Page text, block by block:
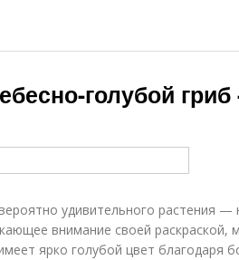
голубой гриб
удивительного растения —
внимание своей раскраской,
ярко голубой цвет благодаря